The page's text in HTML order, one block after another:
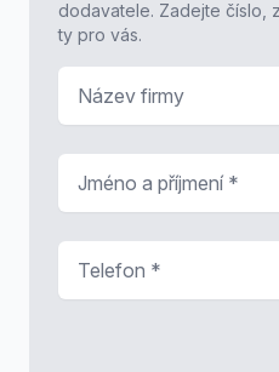
dodavatele. Zadejte číslo,
ty pro vás.